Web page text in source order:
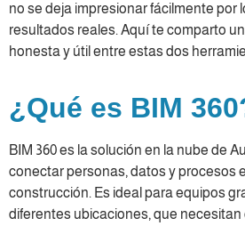
no se deja impresionar fácilmente por
resultados reales. Aquí te comparto
honesta y útil entre estas dos
¿Qué es BIM
BIM 360 es la solución en la nube de
conectar personas, datos y procesos
construcción. Es ideal para equipos
diferentes ubicaciones, que necesitan